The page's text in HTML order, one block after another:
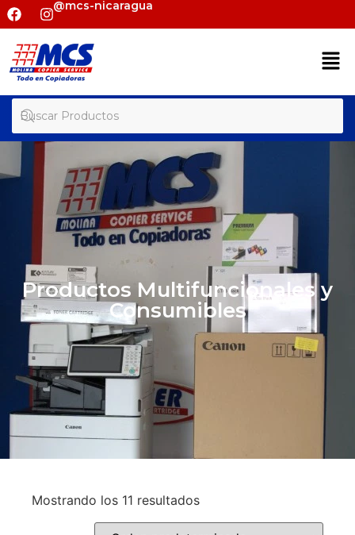
@mcs-nicaragua
Productos Multifuncionales y
Consumibles
Mostrando los 11 resultados